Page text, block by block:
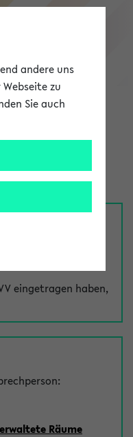
eingetragen haben,
Räume
andere uns
zu
Sie auch